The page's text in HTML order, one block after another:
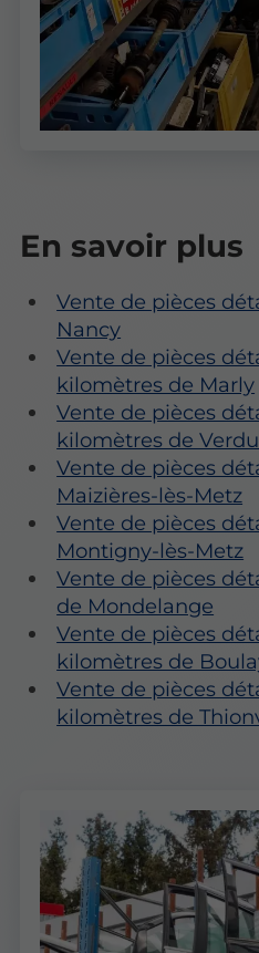
En savoir plus
Vente de pièces
Nancy
Vente de pièces
kilomètres de Marly
Vente de pièces
kilomètres de
Vente de pièces
Maizières-lès-Metz
Vente de pièces
Montigny-lès-Metz
Vente de pièces
de Mondelange
Vente de pièces
kilomètres de
Vente de pièces
kilomètres de